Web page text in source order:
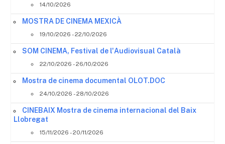
14/10/2026
MOSTRA DE CINEMA MEXICÀ
19/10/2026 - 22/10/2026
SOM CINEMA, Festival de l'Audiovisual Català
22/10/2026 - 26/10/2026
Mostra de cinema documental OLOT.DOC
24/10/2026 - 28/10/2026
CINEBAIX Mostra de cinema internacional del Baix
Llobregat
15/11/2026 - 20/11/2026